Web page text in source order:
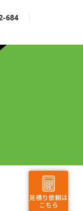
見積り依頼は
こちら